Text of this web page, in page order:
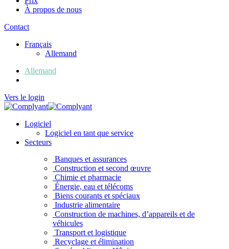
À propos de nous
Contact
Français
Allemand
Allemand
Vers le login
Logiciel
Logiciel en tant que service
Secteurs
Banques et assurances
Construction et second œuvre
Chimie et pharmacie
Énergie, eau et télécoms
Biens courants et spéciaux
Industrie alimentaire
Construction de machines, d’appareils et de
véhicules
Transport et logistique
Recyclage et élimination